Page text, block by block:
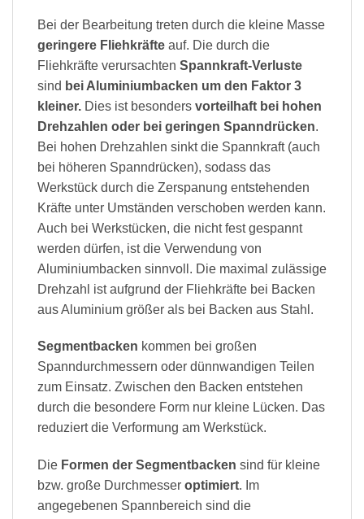
Bei der Bearbeitung treten durch die kleine Masse
geringere Fliehkräfte auf. Die durch die
Fliehkräfte verursachten Spannkraft-Verluste
sind bei Aluminiumbacken um den Faktor 3
kleiner. Dies ist besonders vorteilhaft bei hohen
Drehzahlen oder bei geringen Spanndrücken.
Bei hohen Drehzahlen sinkt die Spannkraft (auch
bei höheren Spanndrücken), sodass das
Werkstück durch die Zerspanung entstehenden
Kräfte unter Umständen verschoben werden kann.
Auch bei Werkstücken, die nicht fest gespannt
werden dürfen, ist die Verwendung von
Aluminiumbacken sinnvoll. Die maximal zulässige
Drehzahl ist aufgrund der Fliehkräfte bei Backen
aus Aluminium größer als bei Backen aus Stahl.
Segmentbacken kommen bei großen
Spanndurchmessern oder dünnwandigen Teilen
zum Einsatz. Zwischen den Backen entstehen
durch die besondere Form nur kleine Lücken. Das
reduziert die Verformung am Werkstück.
Die Formen der Segmentbacken sind für kleine
bzw. große Durchmesser optimiert. Im
angegebenen Spannbereich sind die